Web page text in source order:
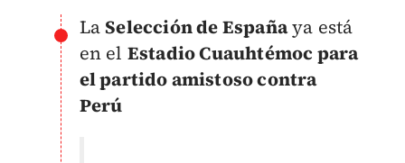
LaSelección de Españaya está
en el Estadio Cuauhtémoc para
el partido amistoso contra
Perú